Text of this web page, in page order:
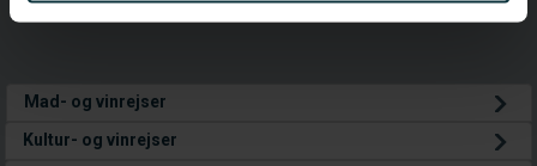
de har indsamlet fra din brug af deres tjenester.
Mad- og vinrejser
Kultur- og vinrejser